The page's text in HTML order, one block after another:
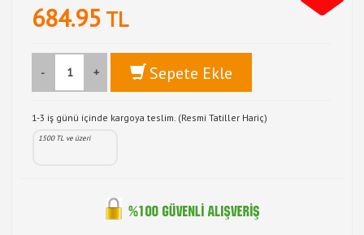
684.95 TL
- + Sepete Ekle
1-3 iş günü içinde kargoya teslim. (Resmi Tatiller Hariç)
1500 TL ve üzeri